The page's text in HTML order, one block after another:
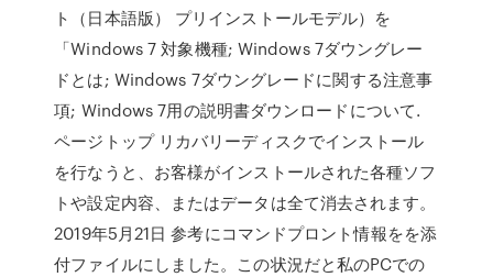
ト（日本語版） プリインストールモデル）を
「Windows 7 対象機種; Windows 7ダウングレー
ドとは; Windows 7ダウングレードに関する注意事
項; Windows 7用の説明書ダウンロードについて.
ページトップ リカバリーディスクでインストール
を行なうと、お客様がインストールされた各種ソフ
トや設定内容、またはデータは全て消去されます。
2019年5月21日 参考にコマンドプロント情報をを添
付ファイルにしました。この状況だと私のPCでの